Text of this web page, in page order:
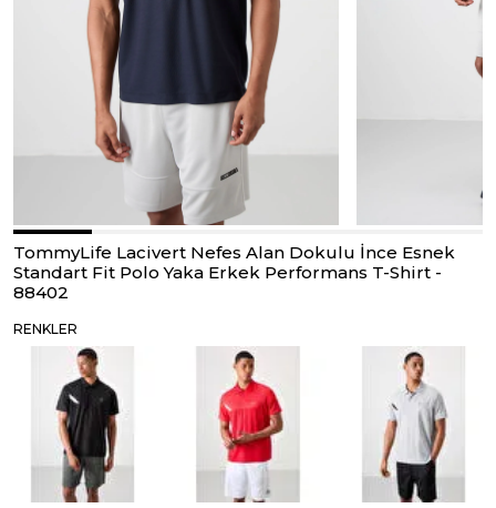
TommyLife Lacivert Nefes Alan Dokulu İnce Esnek
Standart Fit Polo Yaka Erkek Performans T-Shirt -
88402
RENKLER